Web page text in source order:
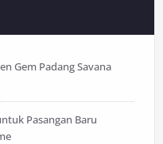
Gem Padang Savana
Pasangan Baru